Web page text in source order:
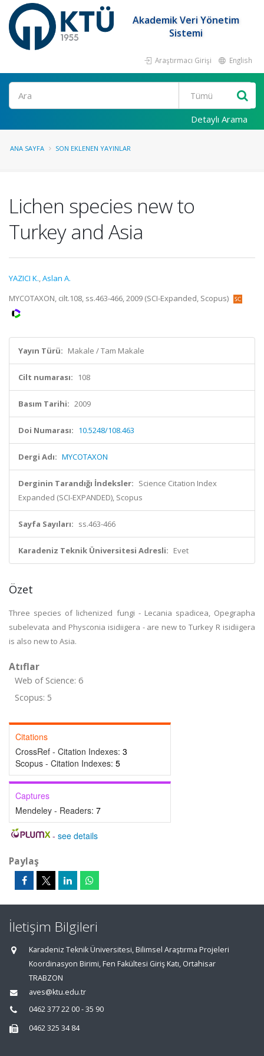
Akademik Veri Yönetim
Sistemi
Araştırmacı Girişi English
Ara
Detaylı Arama
ANA SAYFA SON EKLENEN YAYINLAR
Lichen species new to
Turkey and Asia
YAZICI K.,Aslan A.
MYCOTAXON, cilt.108, ss.463-466, 2009 (SCI-Expanded, Scopus)
Yayın Türü: Makale / Tam Makale
Cilt numarası: 108
Basım Tarihi: 2009
Doi Numarası: 10.5248/108.463
Dergi Adı: MYCOTAXON
Derginin Tarandığı İndeksler: Science Citation Index
Expanded (SCI-EXPANDED), Scopus
Sayfa Sayıları: ss.463-466
Karadeniz Teknik Üniversitesi Adresli: Evet
Özet
Three species of lichenized fungi - Lecania spadicea, Opegrapha
subelevata and Physconia isidiigera - are new to Turkey R isidiigera
is also new to Asia.
Atıflar
Web of Science: 6
Scopus: 5
Citations
CrossRef - Citation Indexes: 3
Scopus - Citation Indexes: 5
Captures
Mendeley - Readers: 7
- see details
Paylaş
İletişim Bilgileri
Karadeniz Teknik Üniversitesi, Bilimsel Araştırma Projeleri
Koordinasyon Birimi, Fen Fakültesi Giriş Katı, Ortahisar
TRABZON
aves@ktu.edu.tr
0462 377 22 00 - 35 90
0462 325 34 84